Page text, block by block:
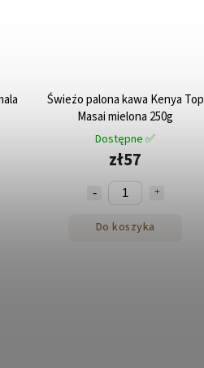
Świeżo palona kawa Kenya Top
Masai mielona 250g
Dostępne ✅
zł57
Do koszyka